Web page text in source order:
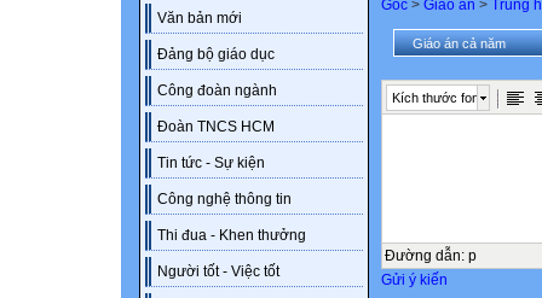
Văn bản mới
Đảng bộ giáo dục
Công đoàn ngành
Đoàn TNCS HCM
Tin tức - Sự kiện
Công nghệ thông tin
Thi đua - Khen thưởng
Người tốt - Việc tốt
Gốc > Giáo án > Trung
Giáo án cả năm
Kích thước font
Đường dẫn: p
Gửi ý kiến